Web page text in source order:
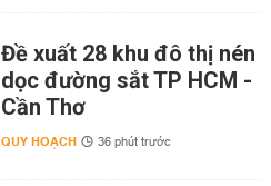
Đề xuất 28 khu đô thị nén
dọc đường sắt TP HCM -
Cần Thơ
QUY HOẠCH 36 phút trước